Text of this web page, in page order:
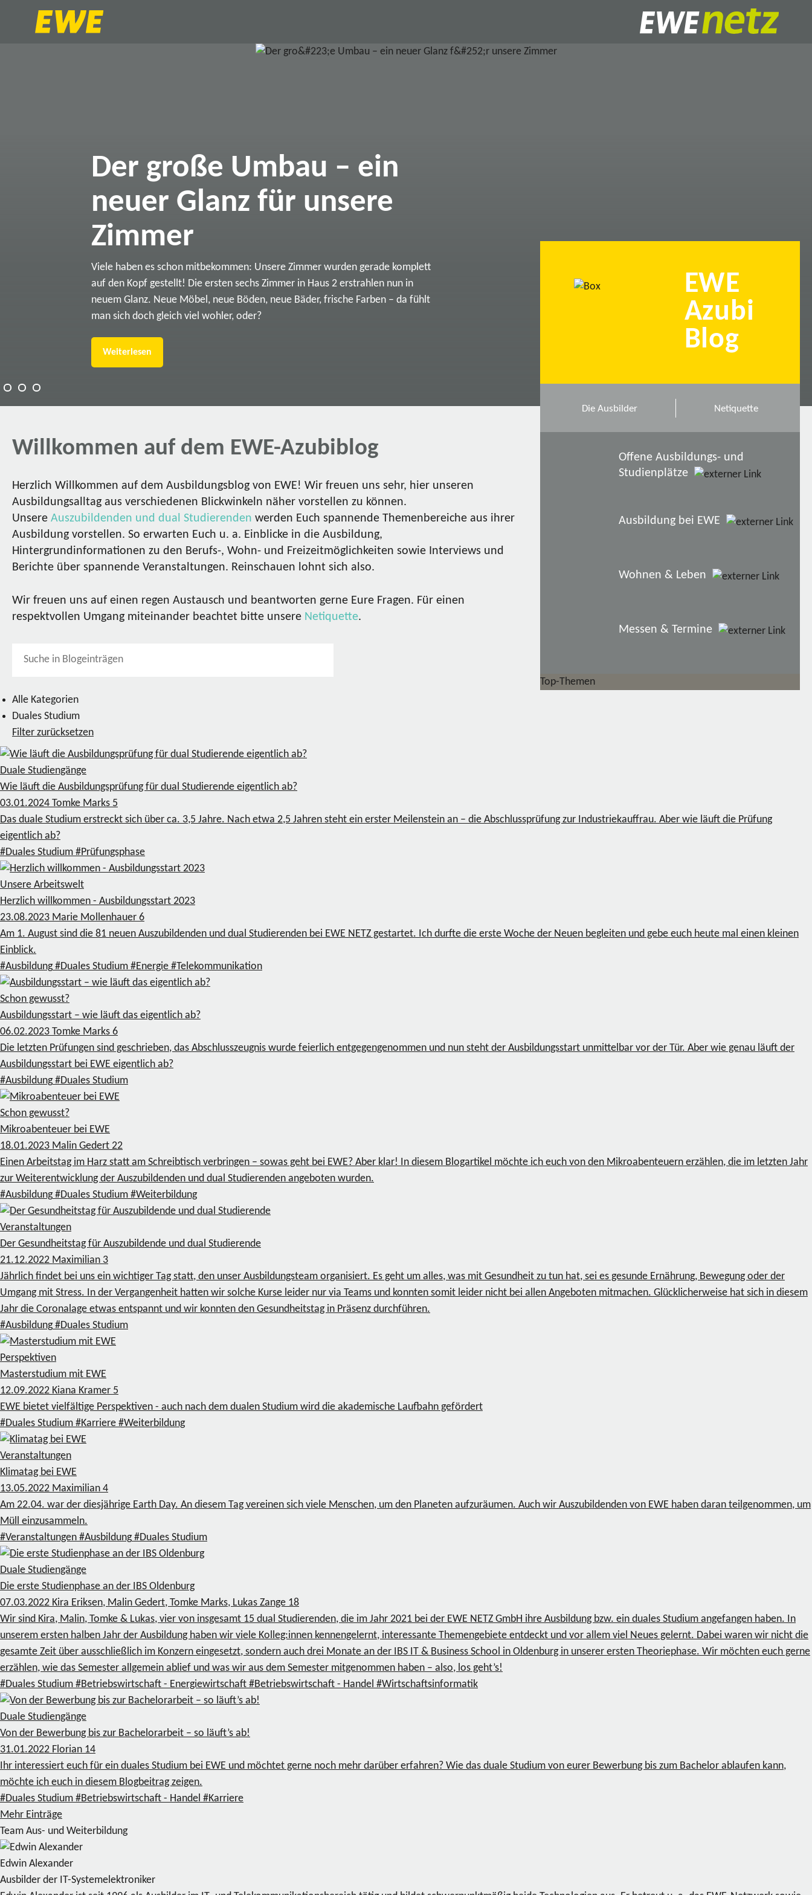
Der große Umbau – ein
neuer Glanz für unsere
Zimmer
Viele haben es schon mitbekommen: Unsere Zimmer wurden gerade komplett
auf den Kopf gestellt! Die ersten sechs Zimmer in Haus 2 erstrahlen nun in
neuem Glanz. Neue Möbel, neue Böden, neue Bäder, frische Farben – da fühlt
man sich doch gleich viel wohler, oder?
Weiterlesen
Willkommen auf dem EWE-Azubiblog
Herzlich Willkommen auf dem Ausbildungsblog von EWE! Wir freuen uns sehr, hier unseren
Ausbildungsalltag aus verschiedenen Blickwinkeln näher vorstellen zu können.
Unsere Auszubildenden und dual Studierenden werden Euch spannende Themenbereiche aus ihrer
Ausbildung vorstellen. So erwarten Euch u. a. Einblicke in die Ausbildung,
Hintergrundinformationen zu den Berufs-, Wohn- und Freizeitmöglichkeiten sowie Interviews und
Berichte über spannende Veranstaltungen. Reinschauen lohnt sich also.
Wir freuen uns auf einen regen Austausch und beantworten gerne Eure Fragen. Für einen
respektvollen Umgang miteinander beachtet bitte unsere Netiquette.
Alle Kategorien
Duales Studium
Filter zurücksetzen
EWE
Azubi
Blog
Die Ausbilder Netiquette
Offene Ausbildungs- und
Studienplätze
Ausbildung bei EWE
Wohnen & Leben
Messen & Termine
Top-Themen
Duale Studiengänge
Wie läuft die Ausbildungsprüfung für dual Studierende eigentlich ab?
03.01.2024 Tomke Marks 5
Das duale Studium erstreckt sich über ca. 3,5 Jahre. Nach etwa 2,5 Jahren steht ein erster Meilenstein an – die Abschlussprüfung zur Industriekauffrau. Aber wie läuft die Prüfung
eigentlich ab?
#Duales Studium #Prüfungsphase
Unsere Arbeitswelt
Herzlich willkommen - Ausbildungsstart 2023
23.08.2023 Marie Mollenhauer 6
Am 1. August sind die 81 neuen Auszubildenden und dual Studierenden bei EWE NETZ gestartet. Ich durfte die erste Woche der Neuen begleiten und gebe euch heute mal einen kleinen
Einblick.
#Ausbildung #Duales Studium #Energie #Telekommunikation
Schon gewusst?
Ausbildungsstart – wie läuft das eigentlich ab?
06.02.2023 Tomke Marks 6
Die letzten Prüfungen sind geschrieben, das Abschlusszeugnis wurde feierlich entgegengenommen und nun steht der Ausbildungsstart unmittelbar vor der Tür. Aber wie genau läuft der
Ausbildungsstart bei EWE eigentlich ab?
#Ausbildung #Duales Studium
Schon gewusst?
Mikroabenteuer bei EWE
18.01.2023 Malin Gedert 22
Einen Arbeitstag im Harz statt am Schreibtisch verbringen – sowas geht bei EWE? Aber klar! In diesem Blogartikel möchte ich euch von den Mikroabenteuern erzählen, die im letzten Jahr
zur Weiterentwicklung der Auszubildenden und dual Studierenden angeboten wurden.
#Ausbildung #Duales Studium #Weiterbildung
Veranstaltungen
Der Gesundheitstag für Auszubildende und dual Studierende
21.12.2022 Maximilian 3
Jährlich findet bei uns ein wichtiger Tag statt, den unser Ausbildungsteam organisiert. Es geht um alles, was mit Gesundheit zu tun hat, sei es gesunde Ernährung, Bewegung oder der
Umgang mit Stress. In der Vergangenheit hatten wir solche Kurse leider nur via Teams und konnten somit leider nicht bei allen Angeboten mitmachen. Glücklicherweise hat sich in diesem
Jahr die Coronalage etwas entspannt und wir konnten den Gesundheitstag in Präsenz durchführen.
#Ausbildung #Duales Studium
Perspektiven
Masterstudium mit EWE
12.09.2022 Kiana Kramer 5
EWE bietet vielfältige Perspektiven - auch nach dem dualen Studium wird die akademische Laufbahn gefördert
#Duales Studium #Karriere #Weiterbildung
Veranstaltungen
Klimatag bei EWE
13.05.2022 Maximilian 4
Am 22.04. war der diesjährige Earth Day. An diesem Tag vereinen sich viele Menschen, um den Planeten aufzuräumen. Auch wir Auszubildenden von EWE haben daran teilgenommen, um
Müll einzusammeln.
#Veranstaltungen #Ausbildung #Duales Studium
Duale Studiengänge
Die erste Studienphase an der IBS Oldenburg
07.03.2022 Kira Eriksen, Malin Gedert, Tomke Marks, Lukas Zange 18
Wir sind Kira, Malin, Tomke & Lukas, vier von insgesamt 15 dual Studierenden, die im Jahr 2021 bei der EWE NETZ GmbH ihre Ausbildung bzw. ein duales Studium angefangen haben. In
unserem ersten halben Jahr der Ausbildung haben wir viele Kolleg:innen kennengelernt, interessante Themengebiete entdeckt und vor allem viel Neues gelernt. Dabei waren wir nicht die
gesamte Zeit über ausschließlich im Konzern eingesetzt, sondern auch drei Monate an der IBS IT & Business School in Oldenburg in unserer ersten Theoriephase. Wir möchten euch gerne
erzählen, wie das Semester allgemein ablief und was wir aus dem Semester mitgenommen haben – also, los geht’s!
#Duales Studium #Betriebswirtschaft - Energiewirtschaft #Betriebswirtschaft - Handel #Wirtschaftsinformatik
Duale Studiengänge
Von der Bewerbung bis zur Bachelorarbeit – so läuft’s ab!
31.01.2022 Florian 14
Ihr interessiert euch für ein duales Studium bei EWE und möchtet gerne noch mehr darüber erfahren? Wie das duale Studium von eurer Bewerbung bis zum Bachelor ablaufen kann,
möchte ich euch in diesem Blogbeitrag zeigen.
#Duales Studium #Betriebswirtschaft - Handel #Karriere
Mehr Einträge
Team Aus- und Weiterbildung
Edwin Alexander
Ausbilder der IT-Systemelektroniker